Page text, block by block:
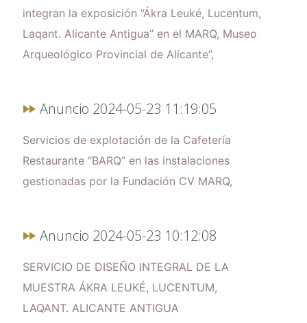
integran la exposición “Ákra Leuké, Lucentum,
Laqant. Alicante Antigua” en el MARQ, Museo
Arqueológico Provincial de Alicante”,
Anuncio 2024-05-23 11:19:05
Servicios de explotación de la Cafetería
Restaurante “BARQ” en las instalaciones
gestionadas por la Fundación CV MARQ,
Anuncio 2024-05-23 10:12:08
SERVICIO DE DISEÑO INTEGRAL DE LA
MUESTRA ÁKRA LEUKÉ, LUCENTUM,
LAQANT. ALICANTE ANTIGUA